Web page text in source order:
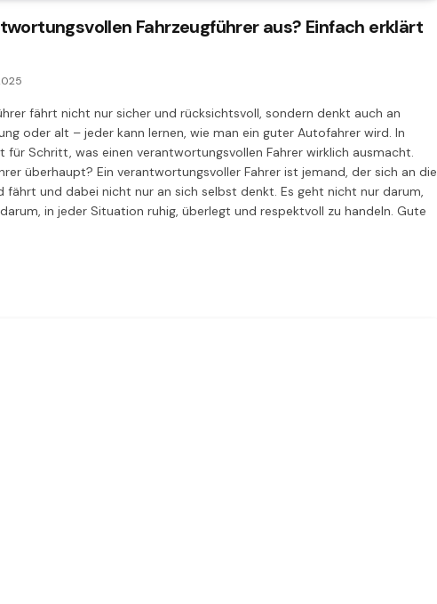
Fahrzeugführer aus? Einfach erklärt
fährt nicht nur sicher und rücksichtsvoll, sondern denkt auch an
oder alt – jeder kann lernen, wie man ein guter Autofahrer wird. In
für Schritt, was einen verantwortungsvollen Fahrer wirklich ausmacht.
überhaupt? Ein verantwortungsvoller Fahrer ist jemand, der sich an die
fährt und dabei nicht nur an sich selbst denkt. Es geht nicht nur darum,
in jeder Situation ruhig, überlegt und respektvoll zu handeln. Gute